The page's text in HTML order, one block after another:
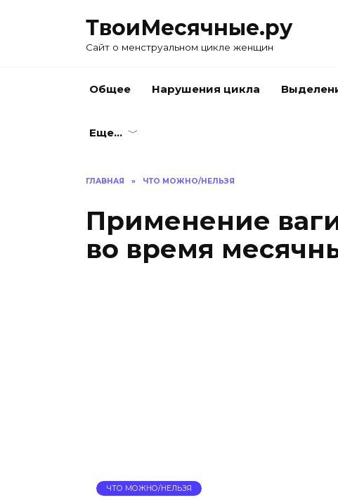
ТвоиМесячные.ру
Сайт о менструальном цикле женщин
Общее Нарушения цикла
Еще…
ГЛАВНАЯ » ЧТО МОЖНО/НЕЛЬЗЯ
Применение
во время
ЧТО МОЖНО/НЕЛЬЗЯ